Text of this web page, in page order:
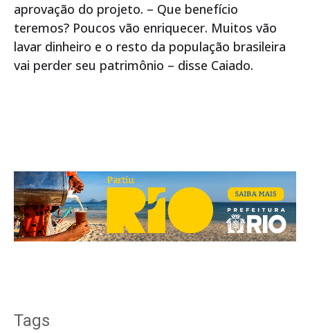
aprovação do projeto. – Que benefício
teremos? Poucos vão enriquecer. Muitos vão
lavar dinheiro e o resto da população brasileira
vai perder seu patrimônio – disse Caiado.
Tags